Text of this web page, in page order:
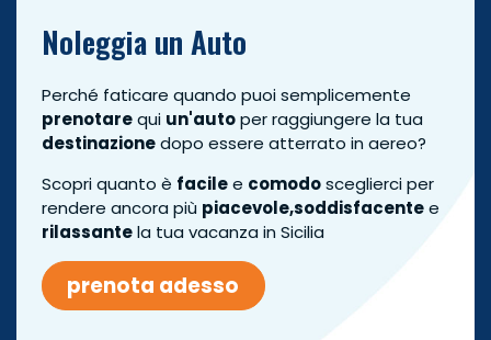
Noleggia un Auto
Perché faticare quando puoi semplicemente
prenotarequi un'autoper raggiungere la tua
destinazionedopo essere atterrato in aereo?
Scopri quanto è facilee comodosceglierci per
rendere ancora più piacevole,soddisfacentee
rilassantela tua vacanza in Sicilia
prenota adesso